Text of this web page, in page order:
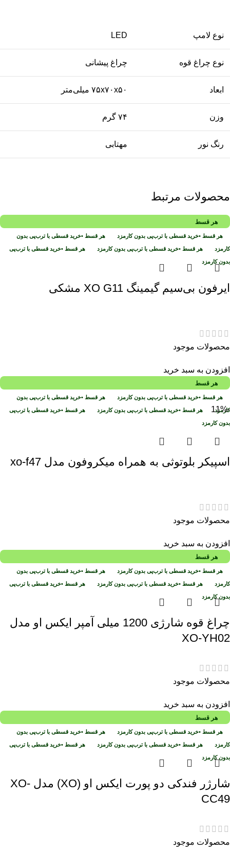
نوع لامپ LED
نوع چراغ قوه چراغ پیشانی
ابعاد ۷۵x۷۰x۵۰ میلی‌متر
وزن ۷۴ گرم
رنگ نور مهتابی
محصولات مرتبط
هر قسط
هر قسط •خرید قسطی با ترب‌پی بدون کارمزد هر قسط •خرید قسطی با ترب‌پی بدون
کارمزد هر قسط •خرید قسطی با ترب‌پی بدون کارمزد هر قسط •خرید قسطی با ترب‌پی
بدون کارمزد
ایرفون بی‌سیم گیمینگ XO G11 مشکی
محصولات موجود
افزودن به سبد خرید
هر قسط
هر قسط •خرید قسطی با ترب‌پی بدون کارمزد هر قسط •خرید قسطی با ترب‌پی بدون
کارمزد هر قسط •خرید قسطی با ترب‌پی بدون کارمزد هر قسط •خرید قسطی با ترب‌پی
بدون کارمزد
-11%
اسپیکر بلوتوثی به همراه میکروفون مدل xo-f47
محصولات موجود
افزودن به سبد خرید
هر قسط
هر قسط •خرید قسطی با ترب‌پی بدون کارمزد هر قسط •خرید قسطی با ترب‌پی بدون
کارمزد هر قسط •خرید قسطی با ترب‌پی بدون کارمزد هر قسط •خرید قسطی با ترب‌پی
بدون کارمزد
چراغ قوه شارژی 1200 میلی‌ آمپر ایکس او مدل
XO-YH02
محصولات موجود
افزودن به سبد خرید
هر قسط
هر قسط •خرید قسطی با ترب‌پی بدون کارمزد هر قسط •خرید قسطی با ترب‌پی بدون
کارمزد هر قسط •خرید قسطی با ترب‌پی بدون کارمزد هر قسط •خرید قسطی با ترب‌پی
بدون کارمزد
شارژر فندکی دو پورت ایکس او (XO) مدل XO-
CC49
محصولات موجود